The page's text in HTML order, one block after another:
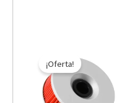
¡Oferta!
precio
original
era:
$10.890.
actual
es:
$5.445.